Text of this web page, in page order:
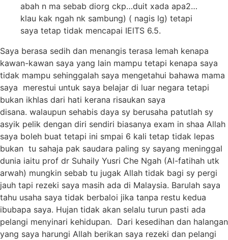
abah n ma sebab diorg ckp…duit xada apa2…
klau kak ngah nk sambung) ( nagis lg) tetapi
saya tetap tidak mencapai IElTS 6.5.
Saya berasa sedih dan menangis terasa lemah kenapa
kawan-kawan saya yang lain mampu tetapi kenapa saya
tidak mampu sehinggalah saya mengetahui bahawa mama
saya merestui untuk saya belajar di luar negara tetapi
bukan ikhlas dari hati kerana risaukan saya
disana. walaupun sehabis daya sy berusaha patutlah sy
asyik pelik dengan diri sendiri biasanya exam in shaa Allah
saya boleh buat tetapi ini smpai 6 kali tetap tidak lepas
bukan tu sahaja pak saudara paling sy sayang meninggal
dunia iaitu prof dr Suhaily Yusri Che Ngah (Al-fatihah utk
arwah) mungkin sebab tu jugak Allah tidak bagi sy pergi
jauh tapi rezeki saya masih ada di Malaysia. Barulah saya
tahu usaha saya tidak berbaloi jika tanpa restu kedua
ibubapa saya. Hujan tidak akan selalu turun pasti ada
pelangi menyinari kehidupan. Dari kesedihan dan halangan
yang saya harungi Allah berikan saya rezeki dan pelangi